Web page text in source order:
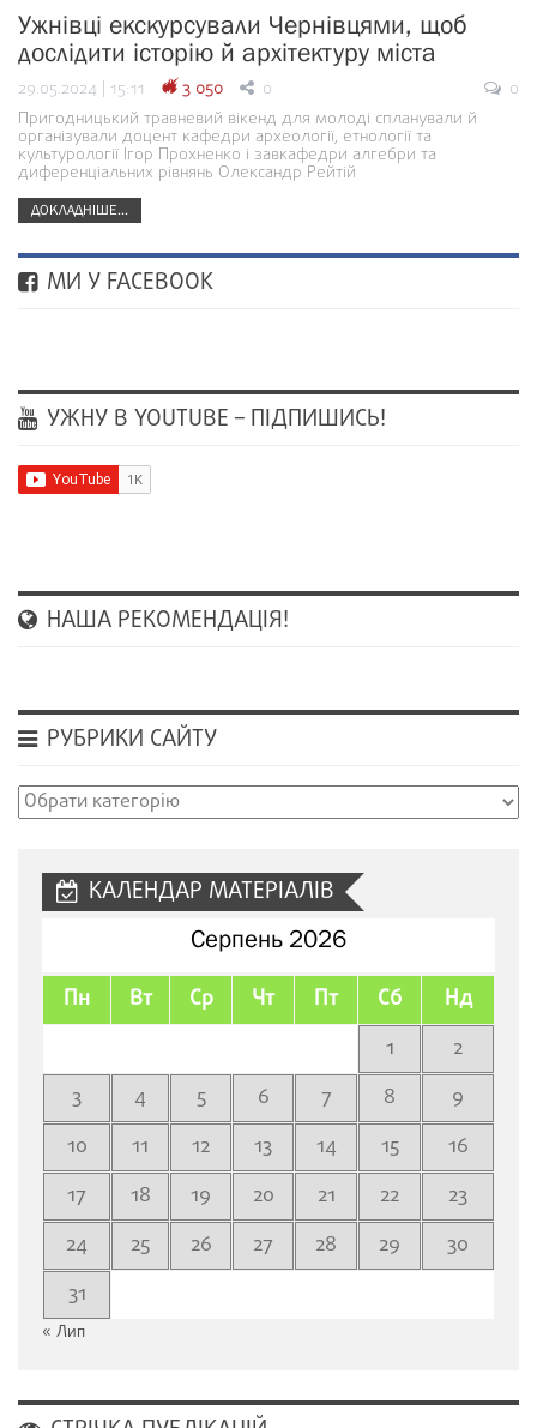
Ужнівці екскурсували Чернівцями, щоб
дослідити історію й архітектуру міста
29.05.2024 | 15:11 3 050 0
0
Пригодницький травневий вікенд для молоді спланували й
організували доцент кафедри археології, етнології та
культурології Ігор Прохненко і завкафедри алгебри та
диференціальних рівнянь Олександр Рейтій
ДОКЛАДНІШЕ...
МИ У FACEBOOK
УЖНУ В YOUTUBE – ПІДПИШИСЬ!
НАША РЕКОМЕНДАЦІЯ!
РУБРИКИ САЙТУ
Рубрики
КАЛЕНДАР МАТЕРІАЛІВ
Серпень 2026
Пн Вт Ср Чт Пт Сб Нд
1
2
3
4 5 6 7 8
9
10
11 12 13 14 15
16
17
18 19 20 21 22
23
24
25 26 27 28 29
30
31
« Лип